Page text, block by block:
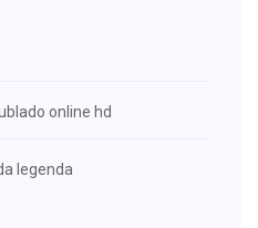
online hd
legenda